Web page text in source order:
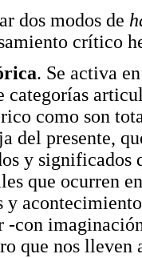
dos modos de
crítico
. Se activa
como son
del presente,
y significados
que ocurren
y
-con
que nos